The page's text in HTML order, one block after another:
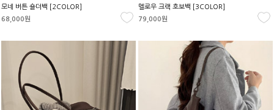
모네 버튼 숄더백 [2COLOR]
68,000원
멜로우 크랙 호보백 [3COLOR]
79,000원